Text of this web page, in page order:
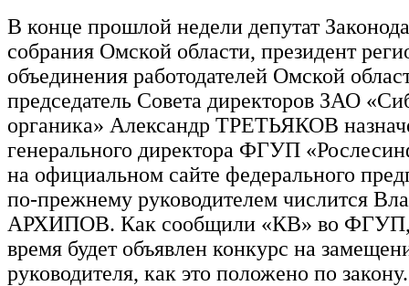
В конце прошлой недели депутат
собрания Омской области, президент
объединения работодателей Омской
председатель Совета директоров ЗАО
органика» Александр ТРЕТЬЯКОВ
генерального директора ФГУП
на официальном сайте федерального
по-прежнему руководителем числится
АРХИПОВ. Как сообщили «КВ» во ФГУП,
время будет объявлен конкурс на
руководителя, как это положено по закону.